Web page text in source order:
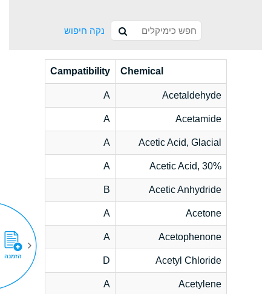
נקה חיפוש
Chemical
Campatibility
Acetaldehyde
A
Acetamide
A
Acetic Acid, Glacial
A
Acetic Acid, 30%
A
Acetic Anhydride
B
Acetone
A
Acetophenone
A
Acetyl Chloride
D
Acetylene
A
הזמנה